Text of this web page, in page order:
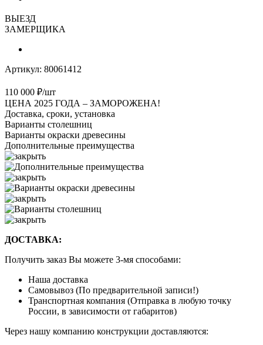
ВЫЕЗД
ЗАМЕРЩИКА
Артикул: 80061412
110 000 ₽/шт
ЦЕНА 2025 ГОДА – ЗАМОРОЖЕНА!
Доставка, сроки, установка
Варианты столешниц
Варианты окраски древесины
Дополнительные преимущества
ДОСТАВКА:
Получить заказ Вы можете 3-мя способами:
Наша доставка
Самовывоз (По предварительной записи!)
Транспортная компания (Отправка в любую точку
России, в зависимости от габаритов)
Через нашу компанию конструкции доставляются: